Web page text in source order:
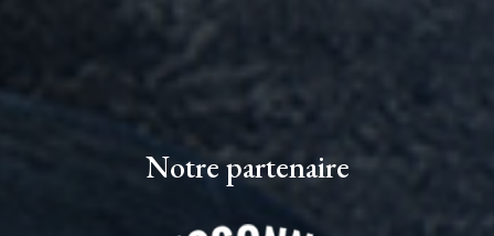
Notre partenaire